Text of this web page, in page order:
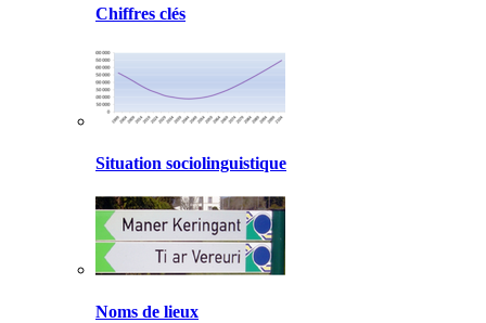
Chiffres clés
Situation sociolinguistique
Noms de lieux